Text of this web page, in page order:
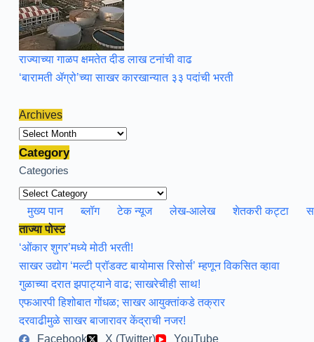
राज्याच्या गाळप क्षमतेत दीड लाख टनांची वाढ
‘बारामती ॲग्रो’च्या साखर कारखान्यात ३३ पदांची भरती
Archives
Archives
Category
Categories
मुख्य पान ब्लॉग टेक न्यूज लेख-आलेख शेतकरी कट्टा
ताज्या पोस्ट
‘ओंकार शुगर’मध्ये मोठी भरती!
साखर उद्योग ‘मल्टी प्रॉडक्ट बायोमास रिसोर्स’ म्हणून विकसित व्हावा
गुळाच्या दरात झपाट्याने वाढ; साखरेचीही साथ!
एफआरपी हिशोबात गोंधळ; साखर आयुक्तांकडे तक्रार
दरवाढीमुळे साखर बाजारावर केंद्राची नजर!
Facebook
X (Twitter) YouTube